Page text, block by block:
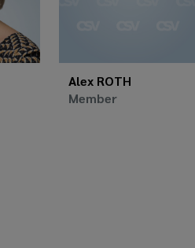
Alex ROTH
Member